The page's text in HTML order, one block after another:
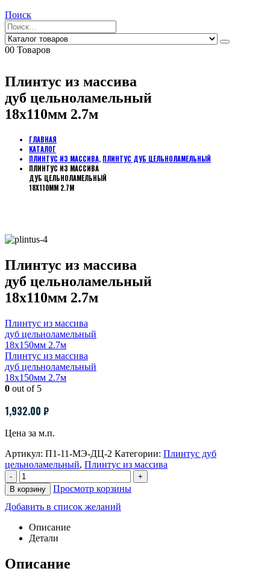
Поиск
00 Товаров
Плинтус из массива
дуб цельноламельный
18х110мм 2.7м
ГЛАВНАЯ
КАТАЛОГ
ПЛИНТУС ИЗ МАССИВА, ПЛИНТУС ДУБ ЦЕЛЬНОЛАМЕЛЬНЫЙ
ПЛИНТУС ИЗ МАССИВА
ДУБ ЦЕЛЬНОЛАМЕЛЬНЫЙ
18Х110ММ 2.7М
Плинтус из массива
дуб цельноламельный
18х110мм 2.7м
Плинтус из массива
дуб цельноламельный
18х150мм 2.7м
Плинтус из массива
дуб цельноламельный
18х150мм 2.7м
0 out of 5
1,932.00 ₽
Цена за м.п.
Артикул: П1-11-МЭ-ДЦ-2 Категории: Плинтус дуб
цельноламельный, Плинтус из массива
-
+
В корзину
Просмотр корзины
Добавить в список желаний
Описание
Детали
Описание